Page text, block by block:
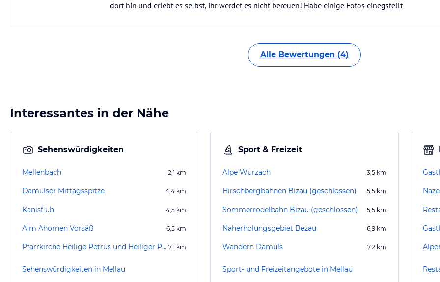
dort hin und erlebt es selbst, ihr werdet es nicht bereuen! Habe einige Fotos einegstellt
Alle Bewertungen (4)
Interessantes in der Nähe
Sehenswürdigkeiten
Mellenbach 2,1 km
Damülser Mittagsspitze 4,4 km
Kanisfluh 4,5 km
Alm Ahornen Vorsäß 6,5 km
Pfarrkirche Heilige Petrus und Heiliger Paulus 7,1 km
Sehenswürdigkeiten in Mellau
Sport & Freizeit
Alpe Wurzach 3,5 km
Hirschbergbahnen Bizau (geschlossen) 5,5 km
Sommerrodelbahn Bizau (geschlossen) 5,5 km
Naherholungsgebiet Bezau 6,9 km
Wandern Damüls 7,2 km
Sport- und Freizeitangebote in Mellau